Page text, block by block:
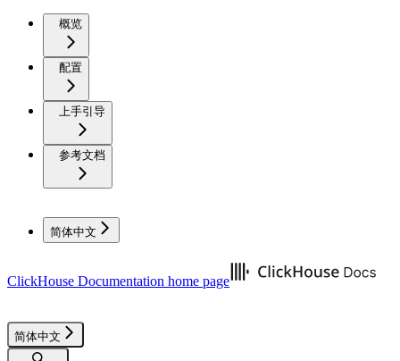
概览
配置
上手引导
参考文档
简体中文
ClickHouse Documentation home page
简体中文